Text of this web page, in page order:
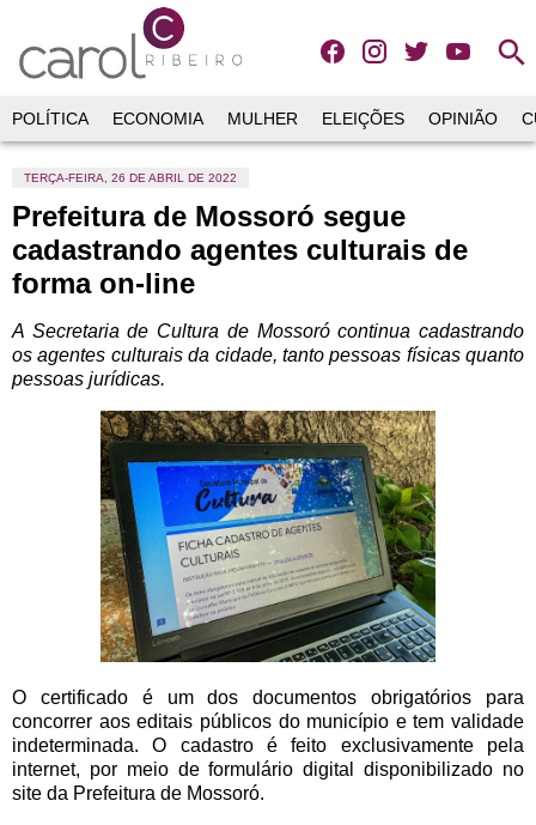
search
POLÍTICA ECONOMIA MULHER ELEIÇÕES OPINIÃO
TERÇA-FEIRA, 26 DE ABRIL DE 2022
Prefeitura de Mossoró segue
cadastrando agentes culturais de
forma on-line
A Secretaria de Cultura de Mossoró continua cadastrando
os agentes culturais da cidade, tanto pessoas físicas quanto
pessoas jurídicas.
O certificado é um dos documentos obrigatórios para
concorrer aos editais públicos do município e tem validade
indeterminada. O cadastro é feito exclusivamente pela
internet, por meio de formulário digital disponibilizado no
site da Prefeitura de Mossoró.